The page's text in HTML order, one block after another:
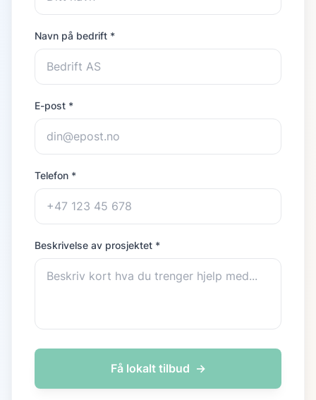
Navn på bedrift *
E-post *
Telefon *
Beskrivelse av prosjektet *
Få lokalt tilbud →